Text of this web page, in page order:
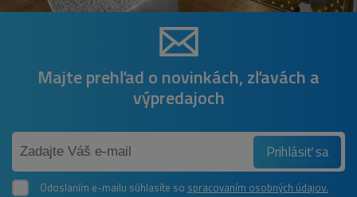
Majte prehľad o novinkách, zľavách a
výpredajoch
Prihlásiť sa
Odoslaním e-mailu súhlasíte so spracovaním osobných údajov.